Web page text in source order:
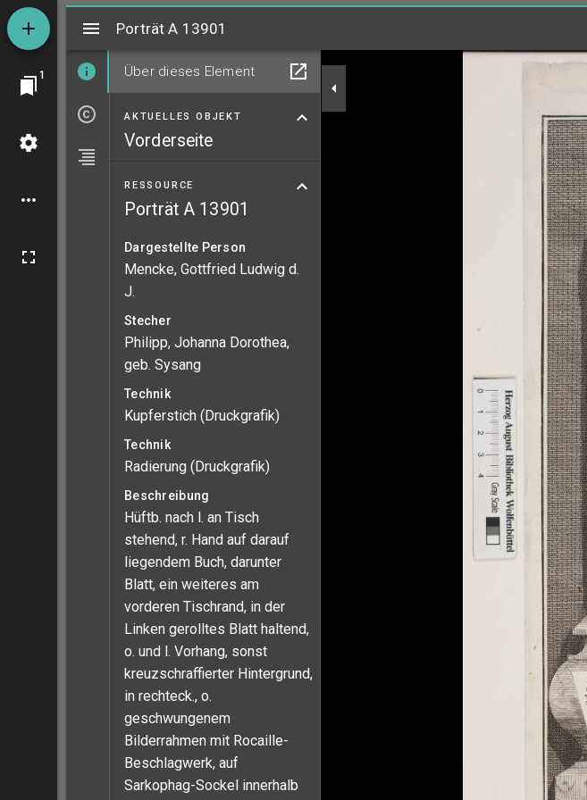
1
MiradorPorträt A 13901
Über dieses Element
AKTUELLES OBJEKT
Vorderseite
RESSOURCE
Porträt A 13901
Dargestellte Person
Mencke, Gottfried Ludwig d.
J.
Stecher
Philipp, Johanna Dorothea,
geb. Sysang
Technik
Kupferstich (Druckgrafik)
Technik
Radierung (Druckgrafik)
Beschreibung
Hüftb. nach l. an Tisch
stehend, r. Hand auf darauf
liegendem Buch, darunter
Blatt, ein weiteres am
vorderen Tischrand, in der
Linken gerolltes Blatt haltend,
o. und l. Vorhang, sonst
kreuzschraffierter Hintergrund,
in rechteck., o.
geschwungenem
Bilderrahmen mit Rocaille-
Beschlagwerk, auf
Sarkophag-Sockel innerhalb
Porträt A 13901